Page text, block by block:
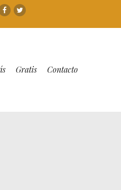
Facebook
Twitter
Gratis Contacto